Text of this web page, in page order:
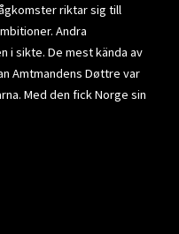
riktar sig till
Andra
i sikte. De mest kända av
Amtmandens Døttre var
Med den fick Norge sin